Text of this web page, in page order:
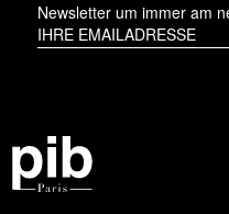
Newsletter um immer am